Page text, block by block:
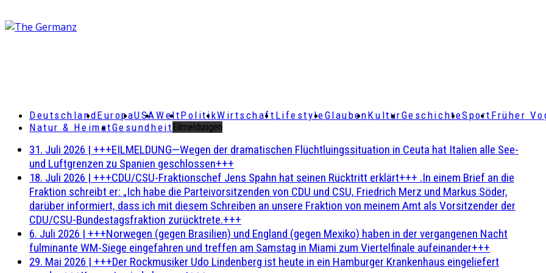
DeutschlandEuropaUSAWeltPolitikWirtschaft LifestyleGlaubenKulturGeschichteSport Früher
Natur & HeimatGesundheit Eilmeldungen
31. Juli 2026 | +++EILMELDUNG—Wegen der dramatischen Flüchtluingssituation in Ceuta hat Italien alle See-
und Luftgrenzen zu Spanien geschlossen+++
18. Juli 2026 | +++CDU/CSU-Fraktionschef Jens Spahn hat seinen Rücktritt erklärt+++ .In einem Brief an die
Fraktion schreibt er: „Ich habe die Parteivorsitzenden von CDU und CSU, Friedrich Merz und Markus Söder,
darüber informiert, dass ich mit diesem Schreiben an unsere Fraktion von meinem Amt als Vorsitzender der
CDU/CSU-Bundestagsfraktion zurücktrete.+++
6. Juli 2026 | +++Norwegen (gegen Brasilien) und England (gegen Mexiko) haben in der vergangenen Nacht
fulminante WM-Siege eingefahren und treffen am Samstag in Miami zum Viertelfinale aufeinander+++
29. Mai 2026 | +++Der Rockmusiker Udo Lindenberg ist heute in ein Hamburger Krankenhaus eingeliefert